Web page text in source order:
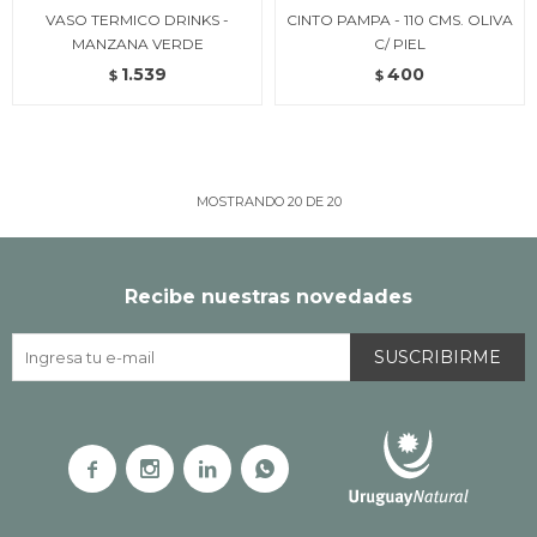
VASO TERMICO DRINKS -
MANZANA VERDE
$ 1.539
CINTO PAMPA - 110 CMS. OLIVA
C/ PIEL
$ 400
MOSTRANDO 20DE 20
Recibe nuestras novedades
SUSCRIBIRME
   